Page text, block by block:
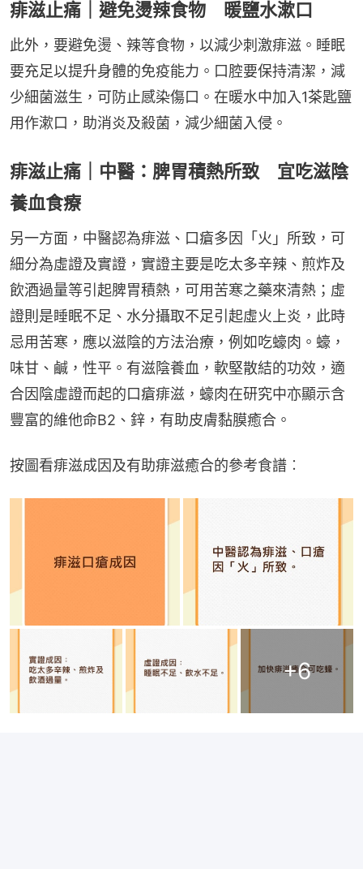
痱滋止痛｜避免燙辣食物 暖鹽水漱口
此外，要避免燙、辣等食物，以減少刺激痱滋。睡眠
要充足以提升身體的免疫能力。口腔要保持清潔，減
少細菌滋生，可防止感染傷口。在暖水中加入1茶匙鹽
用作漱口，助消炎及殺菌，減少細菌入侵。
痱滋止痛｜中醫：脾胃積熱所致 宜吃滋陰
養血食療
另一方面，中醫認為痱滋、口瘡多因「火」所致，可
細分為虛證及實證，實證主要是吃太多辛辣、煎炸及
飲酒過量等引起脾胃積熱，可用苦寒之藥來清熱；虛
證則是睡眠不足、水分攝取不足引起虛火上炎，此時
忌用苦寒，應以滋陰的方法治療，例如吃蠔肉。蠔，
味甘、鹹，性平。有滋陰養血，軟堅散結的功效，適
合因陰虛證而起的口瘡痱滋，蠔肉在研究中亦顯示含
豐富的維他命B2、鋅，有助皮膚黏膜癒合。
按圖看痱滋成因及有助痱滋癒合的參考食譜︰
+6